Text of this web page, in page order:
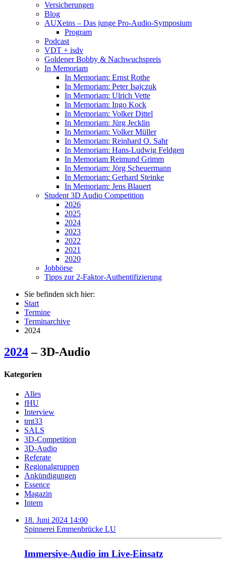
Versicherungen
Blog
AUXeins – Das junge Pro-Audio-Symposium
Program
Podcast
VDT + isdv
Goldener Bobby & Nachwuchspreis
In Memoriam
In Memoriam: Ernst Rothe
In Memoriam: Peter Isajczuk
In Memoriam: Ulrich Vette
In Memoriam: Ingo Kock
In Memoriam: Volker Dittel
In Memoriam: Jürg Jecklin
In Memoriam: Volker Müller
In Memoriam: Reinhard O. Sahr
In Memoriam: Hans-Ludwig Feldgen
In Memoriam Reimund Grimm
In Memoriam: Jörg Scheuermann
In Memoriam: Gerhard Steinke
In Memoriam: Jens Blauert
Student 3D Audio Competition
2026
2025
2024
2023
2022
2021
2020
Jobbörse
Tipps zur 2-Faktor-Authentifizierung
Sie befinden sich hier:
Start
Termine
Terminarchive
2024
2024– 3D-Audio
Kategorien
Alles
fHU
Interview
tmt33
SALS
3D-Competition
3D-Audio
Referate
Regionalgruppen
Ankündigungen
Essence
Magazin
Intern
18. Juni 2024 14:00
Spinnerei Emmenbrücke LU
Immersive-Audio im Live-Einsatz